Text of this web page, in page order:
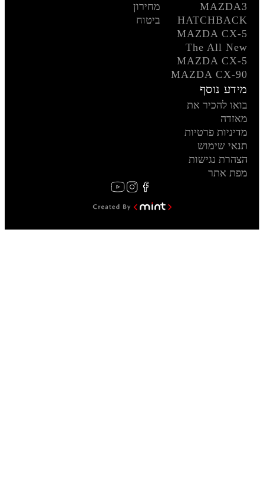
MAZDA3
HATCHBACK
MAZDA CX-5
The All New
MAZDA CX-5
MAZDA CX-90
מחירון
ביטוח
מידע נוסף
בואו להכיר את
מאזדה
מדיניות פרטיות
תנאי שימוש
הצהרת נגישות
מפת אתר